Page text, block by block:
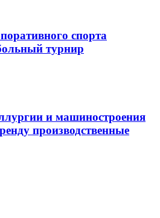
спорта
турнир
и машиностроения
производственные